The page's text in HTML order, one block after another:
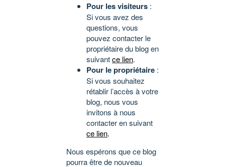
Pour les visiteurs :
Si vous avez des
questions, vous
pouvez contacter le
propriétaire du blog en
suivantce lien.
Pour le propriétaire :
Si vous souhaitez
rétablir l’accès à votre
blog, nous vous
invitons à nous
contacter en suivant
ce lien.
Nous espérons que ce blog
pourra être de nouveau